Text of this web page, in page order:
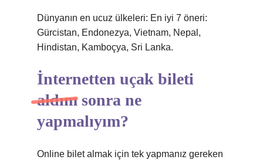
Dünyanın en ucuz ülkeleri: En iyi 7 öneri:
Gürcistan, Endonezya, Vietnam, Nepal,
Hindistan, Kamboçya, Sri Lanka.
İnternetten uçak bileti
aldım sonra ne
yapmalıyım?
Online bilet almak için tek yapmanız gereken